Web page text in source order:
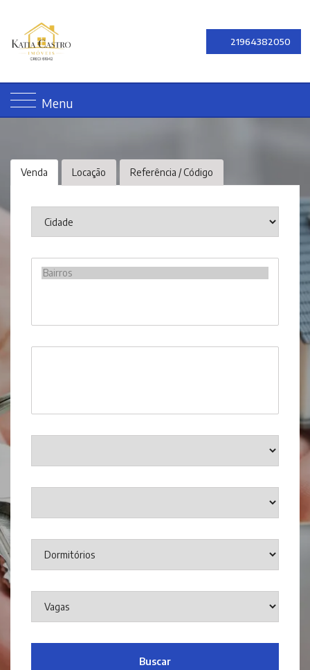
21964382050
Menu
Venda Locação Referência / Código
Buscar